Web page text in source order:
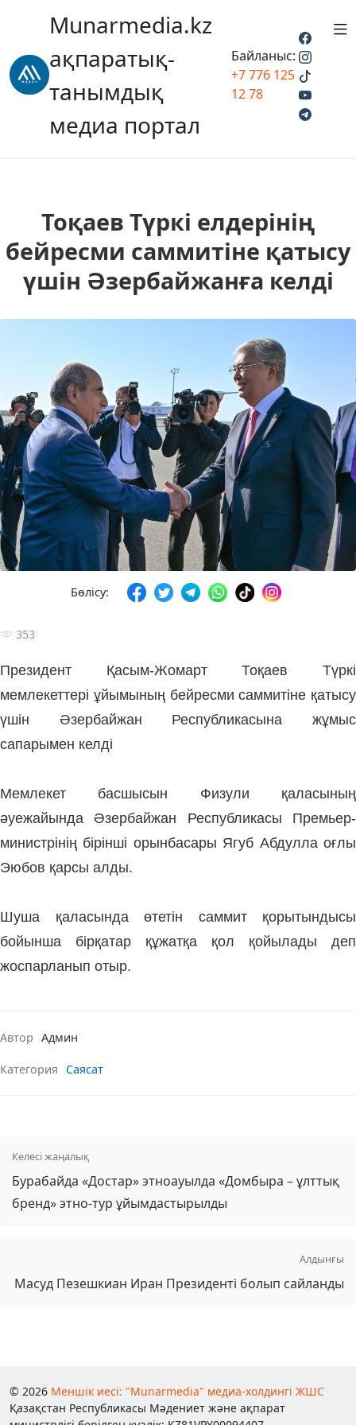
Munarmedia.kz
ақпаратық-
танымдық
медиа портал
Байланыс:
+7 776 125
12 78
Тоқаев Түркі елдерінің
бейресми саммитіне қатысу
үшін Әзербайжанға келді
Бөлісу:
353
Президент Қасым-Жомарт Тоқаев Түркі
мемлекеттері ұйымының бейресми саммитіне қатысу
үшін Әзербайжан Республикасына жұмыс
сапарымен келді
Мемлекет басшысын Физули қаласының
әуежайында Әзербайжан Республикасы Премьер-
министрінің бірінші орынбасары Ягуб Абдулла оғлы
Эюбов қарсы алды.
Шуша қаласында өтетін саммит қорытындысы
бойынша бірқатар құжатқа қол қойылады деп
жоспарланып отыр.
Автор Админ
Категория Саясат
Келесі жаңалық
Бурабайда «Достар» этноауылда «Домбыра – ұлттық
бренд» этно-тур ұйымдастырылды
Алдынғы
Масуд Пезешкиан Иран Президенті болып сайланды
© 2026 Меншік иесі: "Munarmedia" медиа-холдингі ЖШС
Қазақстан Республикасы Мәдениет және ақпарат